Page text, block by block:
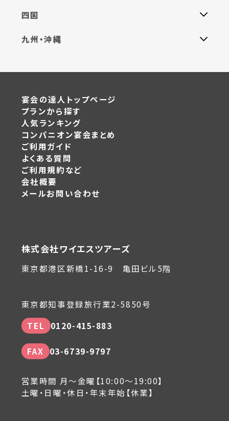
四国
九州・沖縄
宴会の達人トップページ
プランから探す
人気ランキング
コンパニオン宴会まとめ
ご利用ガイド
よくある質問
ご利用規約など
会社概要
メールお問い合わせ
株式会社ワイエスツアーズ
東京都港区新橋1-16-9 亀田ビル5階
東京都知事登録旅行業2-5850号
TEL
0120-415-883
FAX 03-6739-9797
営業時間 月～金曜【10:00～19:00】
土曜・日曜・休日・年末年始【休業】